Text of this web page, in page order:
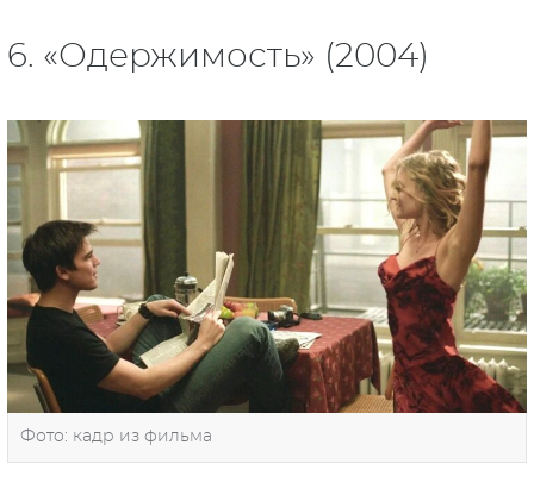
6. «Одержимость» (2004)
Фото: кадр из фильма